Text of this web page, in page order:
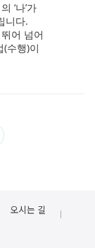
‘나’가
니다.
어 넘어
(수행)이
오시는 길